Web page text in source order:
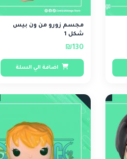
مجسم زورو من ون بيس
شكل 1
₪130
اضافة الي السلة